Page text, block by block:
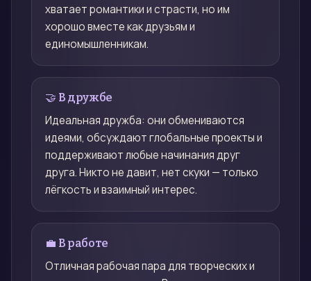
хватает романтики и страсти, но им
хорошо вместе как друзьям и
единомышленникам.
🤝 В дружбе
Идеальная дружба: они обмениваются
идеями, обсуждают глобальные проекты и
поддерживают любые начинания друг
друга. Никто не давит, нет скуки — только
лёгкость и взаимный интерес.
💼 В работе
Отличная рабочая пара для творческих и